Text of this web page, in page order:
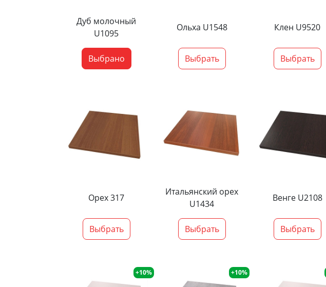
Дуб молочный
U1095
Выбрано
Ольха U1548
Выбрать
Клен U9520
Выбрать
Орех 317
Выбрать
Итальянский орех
U1434
Выбрать
Венге U2108
Выбрать
+10% +10%